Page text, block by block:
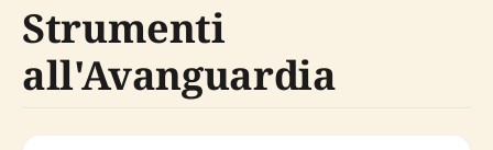
Strumenti
all'Avanguardia